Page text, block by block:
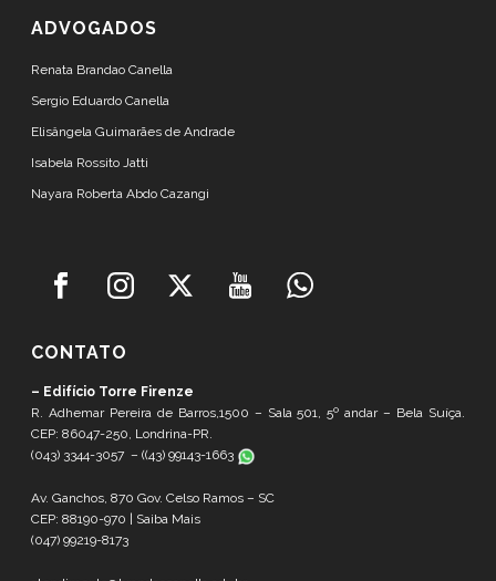
ADVOGADOS
Renata Brandao Canella
Sergio Eduardo Canella
Elisângela Guimarães de Andrade
Isabela Rossito Jatti
Nayara Roberta Abdo Cazangi
CONTATO
– Edifício Torre Firenze
R. Adhemar Pereira de Barros,1500 – Sala 501, 5º andar – Bela Suíça.
CEP: 86047-250, Londrina-PR.
(043) 3344-3057 – ((43) 99143-1663
Av. Ganchos, 870 Gov. Celso Ramos – SC
CEP: 88190-970 | Saiba Mais
(047) 99219-8173